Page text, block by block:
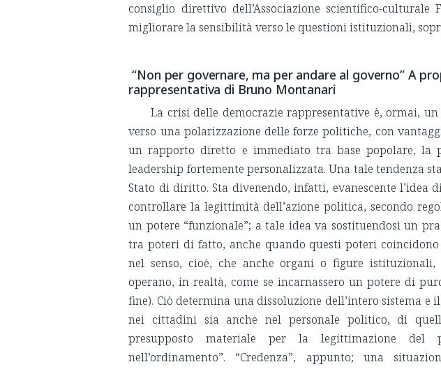
consiglio direttivo dell’Associazione scientifico-
migliorare la sensibilità verso le questioni istituzionali,
“Non per governare, ma per andare al governo” A
rappresentativa di Bruno Montanari
La crisi delle democrazie rappresentative è, ormai,
verso una polarizzazione delle forze politiche, con
un rapporto diretto e immediato tra base popolare, la
leadership fortemente personalizzata. Una tale tendenza
Stato di diritto. Sta divenendo, infatti, evanescente
controllare la legittimità dell’azione politica, secondo
un potere “funzionale”; a tale idea va sostituendosi un
tra poteri di fatto, anche quando questi poteri
nel senso, cioè, che anche organi o figure
operano, in realtà, come se incarnassero un potere di
fine). Ciò determina una dissoluzione dell’intero sistema e
nei cittadini sia anche nel personale politico, di
presupposto materiale per la legittimazione del
nell’ordinamento”. “Credenza”, appunto; una